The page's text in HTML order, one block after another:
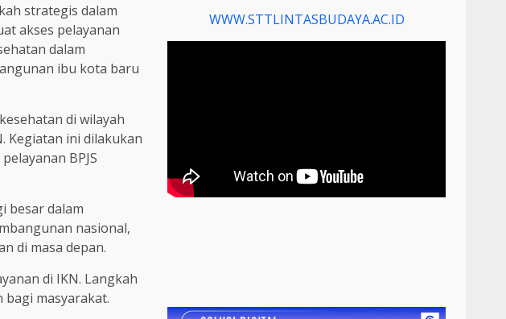
strategis dalam
akses pelayanan
dalam
ibu kota baru
di wilayah
Kegiatan ini dilakukan
BPJS
besar dalam
nasional,
di masa depan.
di IKN. Langkah
masyarakat.
WWW.STTLINTASBUDAYA.AC.ID